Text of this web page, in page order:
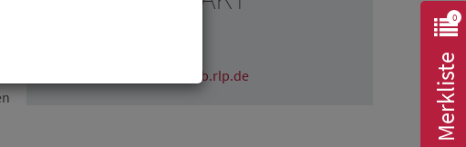
0
Merkliste
claudia.wichmann@isb.rlp.de